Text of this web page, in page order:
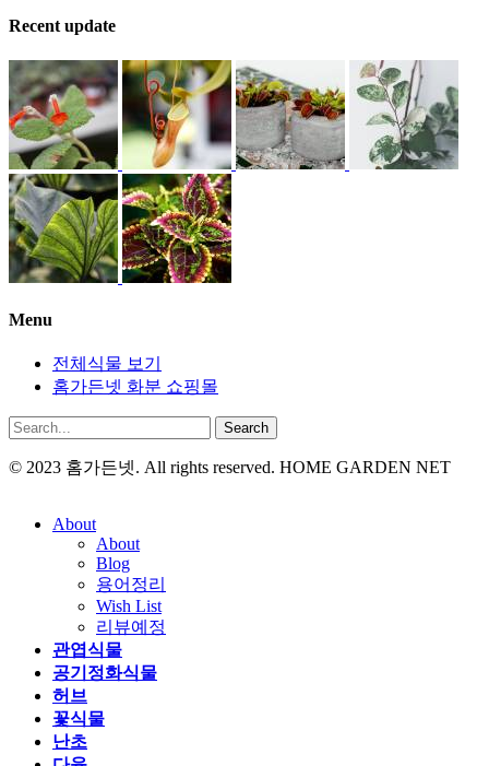
Recent update
Menu
전체식물 보기
홈가든넷 화분 쇼핑몰
Search
© 2023 홈가든넷. All rights reserved. HOME GARDEN NET
About
About
Blog
용어정리
Wish List
리뷰예정
관엽식물
공기정화식물
허브
꽃식물
난초